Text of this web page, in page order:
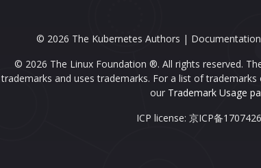
© 2026 The Kubernetes Authors |
© 2026 The Linux Foundation ®. All rights reserved.
trademarks and uses trademarks. For a list of
our Trademark Usage
ICP license: 京ICP备